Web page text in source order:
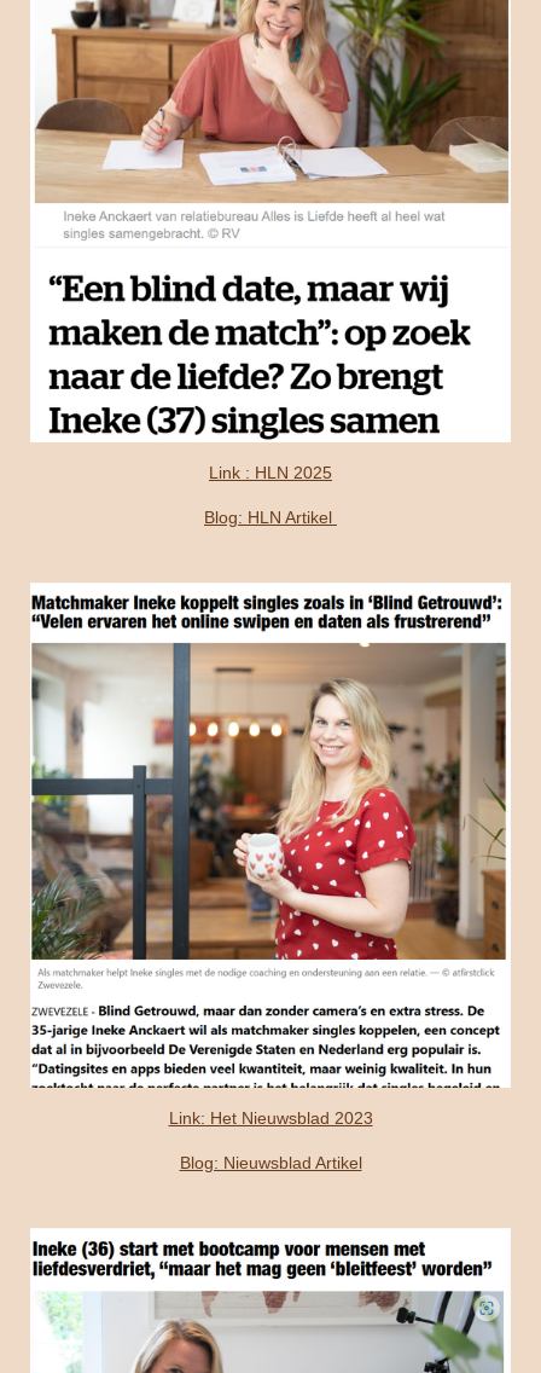
Link : HLN 2025
Blog: HLN Artikel
Link: Het Nieuwsblad 2023
Blog: Nieuwsblad Artikel